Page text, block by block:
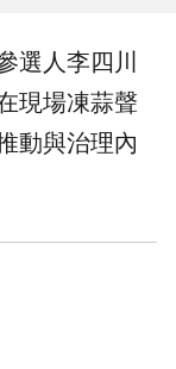
選人李四川
現場凍蒜聲
動與治理內